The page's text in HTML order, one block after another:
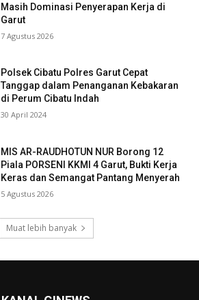
Masih Dominasi Penyerapan Kerja di
Garut
7 Agustus 2026
Polsek Cibatu Polres Garut Cepat
Tanggap dalam Penanganan Kebakaran
di Perum Cibatu Indah
30 April 2024
MIS AR-RAUDHOTUN NUR Borong 12
Piala PORSENI KKMI 4 Garut, Bukti Kerja
Keras dan Semangat Pantang Menyerah
5 Agustus 2026
Muat lebih banyak